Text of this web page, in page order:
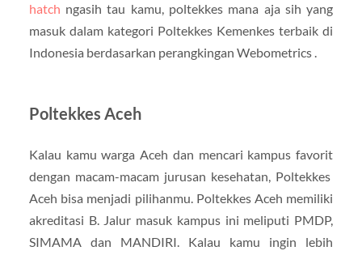
hatch ngasih tau kamu, poltekkes mana aja sih yang
masuk dalam kategori Poltekkes Kemenkes terbaik di
Indonesia berdasarkan perangkingan Webometrics .
Poltekkes Aceh
Kalau kamu warga Aceh dan mencari kampus favorit
dengan macam-macam jurusan kesehatan, Poltekkes
Aceh bisa menjadi pilihanmu. Poltekkes Aceh memiliki
akreditasi B. Jalur masuk kampus ini meliputi PMDP,
SIMAMA dan MANDIRI. Kalau kamu ingin lebih